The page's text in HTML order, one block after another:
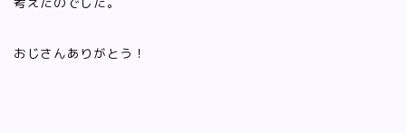
おじさんありがとう！